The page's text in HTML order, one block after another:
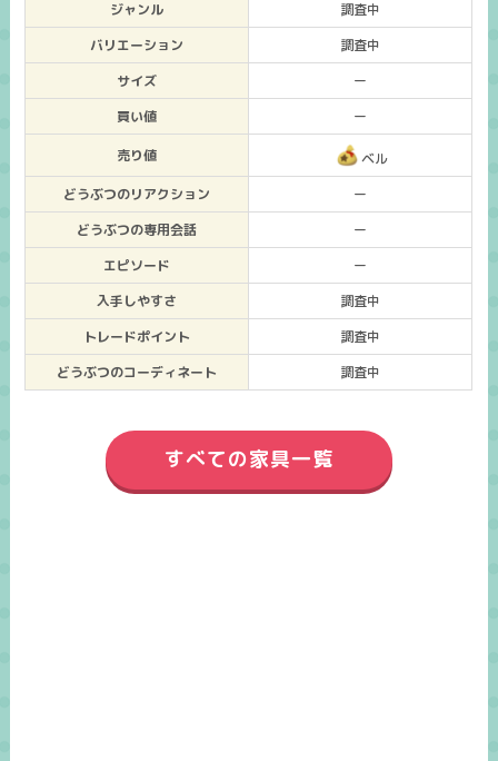
ジャンル
調査中
バリエーション
調査中
サイズ
ー
買い値
ー
売り値
ベル
どうぶつのリアクション
ー
どうぶつの専用会話
ー
エピソード
ー
入手しやすさ
調査中
トレードポイント
調査中
どうぶつのコーディネート
調査中
すべての家具一覧